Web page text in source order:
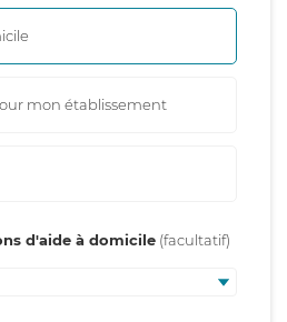
mon établissement
d'aide à domicile